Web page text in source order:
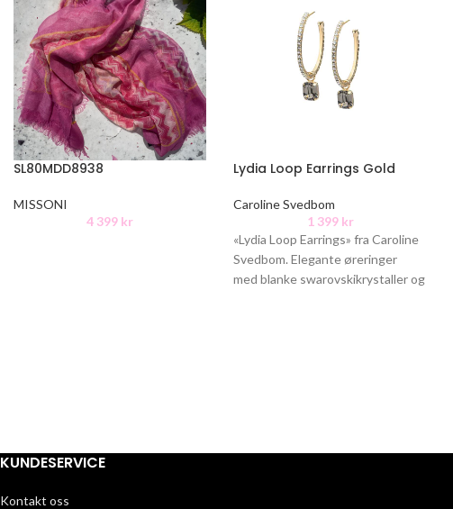
SL80MDD8938
MISSONI
4 399 kr
Lydia Loop Earrings Gold
Caroline Svedbom
1 399 kr
«Lydia Loop Earrings» fra Caroline
Svedbom. Elegante øreringer
med blanke swarovskikrystaller og
KUNDESERVICE
Kontakt oss